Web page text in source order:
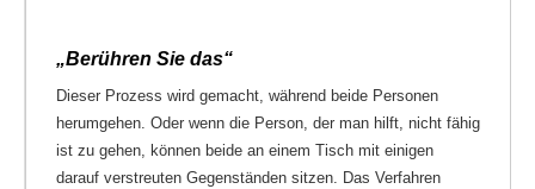
„Berühren Sie das“
Dieser Prozess wird gemacht, während beide Personen
herumgehen. Oder wenn die Person, der man hilft, nicht fähig
ist zu gehen, können beide an einem Tisch mit einigen
darauf verstreuten Gegenständen sitzen. Das Verfahren